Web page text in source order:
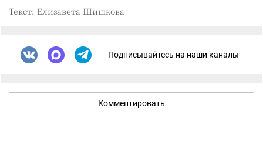
Текст: Елизавета Шишкова
Подписывайтесь на наши каналы
Комментировать